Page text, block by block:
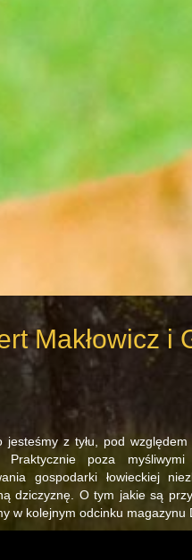
Makłowicz i
jesteśmy z tyłu, pod
Praktycznie poza
gospodarki łowieckiej
dziczyznę. O tym jakie są
w kolejnym odcinku magazynu